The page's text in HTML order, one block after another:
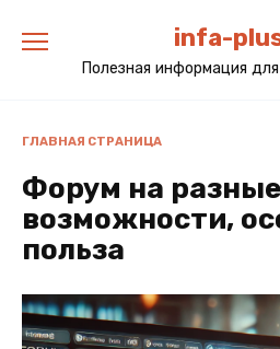
содержанию
infa-
Полезная информация
ГЛАВНАЯ СТРАНИЦА
Форум на
возможности,
польза